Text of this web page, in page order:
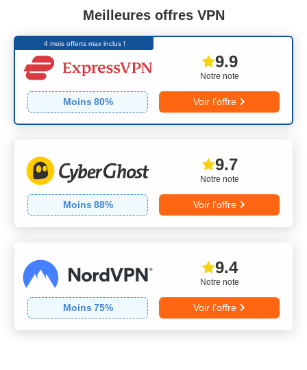
Meilleures offres VPN
4 mois offerts max inclus !
Notre note
9.9
Moins 80% Voir l’offre
Notre note
9.7
Moins 88% Voir l’offre
Notre note
9.4
Moins 75% Voir l’offre